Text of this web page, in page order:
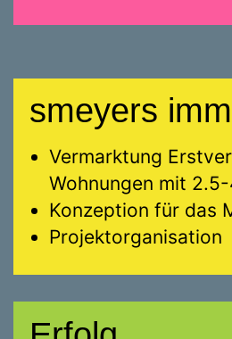
smeyers
Vermarktung
Wohnungen mit
Konzeption für das
Projektorganisation